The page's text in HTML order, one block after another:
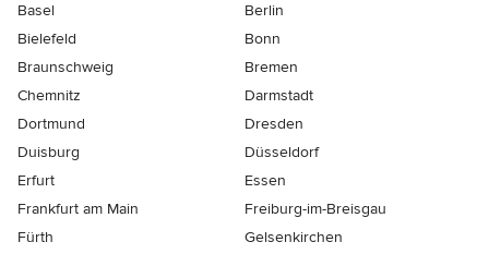
Basel
Berlin
Bielefeld
Bonn
Braunschweig
Bremen
Chemnitz
Darmstadt
Dortmund
Dresden
Duisburg
Düsseldorf
Erfurt
Essen
Frankfurt am Main
Freiburg-im-Breisgau
Fürth
Gelsenkirchen